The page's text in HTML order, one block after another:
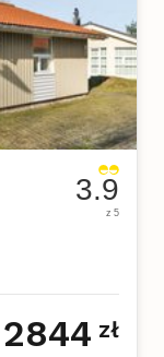
3.9
z 5
2844 zł